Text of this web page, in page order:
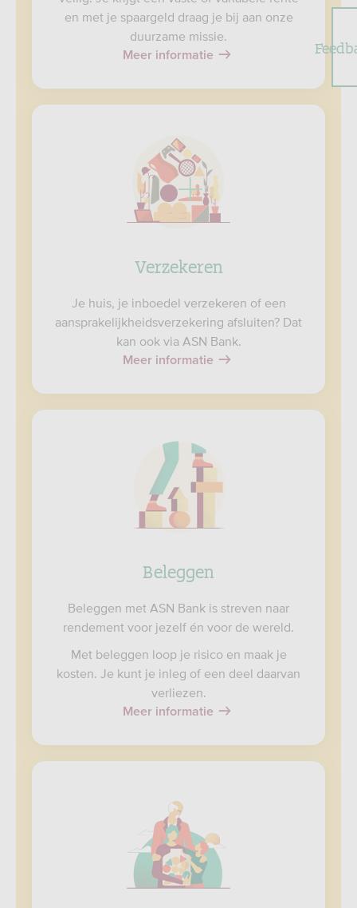
en met je spaargeld draag je bij aan onze
duurzame missie.
Meer informatie
Verzekeren
Je huis, je inboedel verzekeren of een
aansprakelijkheidsverzekering afsluiten? Dat
kan ook via ASN Bank.
Meer informatie
Beleggen
Beleggen met ASN Bank is streven naar
rendement voor jezelf én voor de wereld.
Met beleggen loop je risico en maak je
kosten. Je kunt je inleg of een deel daarvan
verliezen.
Meer informatie